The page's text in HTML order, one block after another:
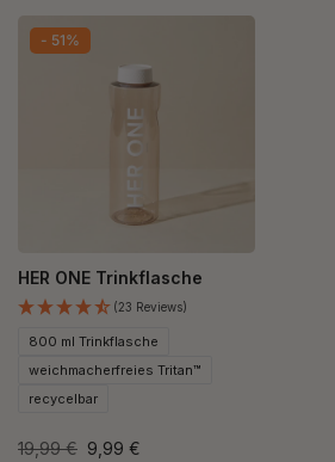
- 51%
HER ONE Trinkflasche
(23 Reviews)
800 ml Trinkflasche
weichmacherfreies Tritan™
recycelbar
19,99 € 9,99 €